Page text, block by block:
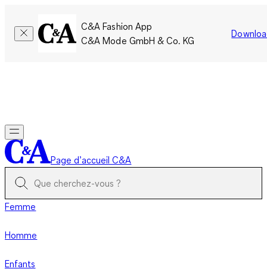
C&A Fashion App
C&A Mode GmbH & Co. KG
Page d’accueil C&A
Femme
Homme
Enfants